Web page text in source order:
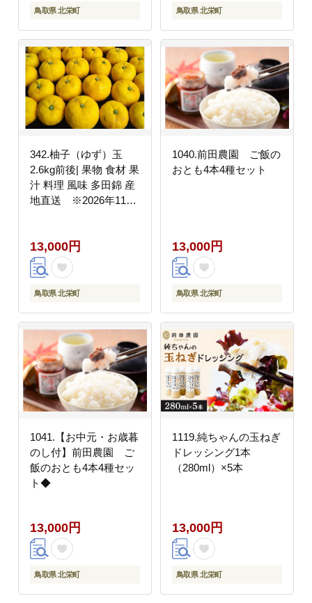
鳥取県 北栄町 鳥取県 北栄町
342.柚子（ゆず）玉
2.6kg前後| 果物 食材 果
汁 料理 風味 多田錦 産
地直送 ※2026年11月
道・沖縄・離島への配
送不可
13,000円
鳥取県 北栄町
1040.前田農園 ご飯の
おとも4本4種セット
13,000円
鳥取県 北栄町
1041.【お中元・お歳暮
のし付】前田農園 ご
飯のおとも4本4種セッ
ト◆
13,000円
鳥取県 北栄町
1119.純ちゃんの玉ねぎ
ドレッシング1本
（280ml）×5本
13,000円
鳥取県 北栄町